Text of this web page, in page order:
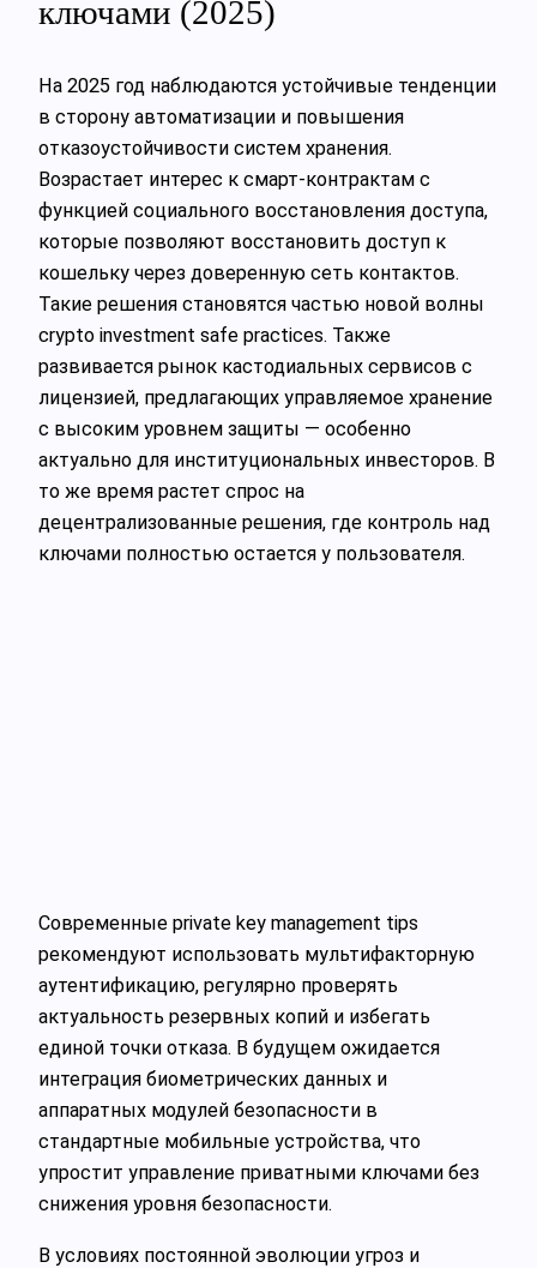
ключами (2025)
На 2025 год наблюдаются устойчивые тенденции
в сторону автоматизации и повышения
отказоустойчивости систем хранения.
Возрастает интерес к смарт-контрактам с
функцией социального восстановления доступа,
которые позволяют восстановить доступ к
кошельку через доверенную сеть контактов.
Такие решения становятся частью новой волны
crypto investment safe practices. Также
развивается рынок кастодиальных сервисов с
лицензией, предлагающих управляемое хранение
с высоким уровнем защиты — особенно
актуально для институциональных инвесторов. В
то же время растет спрос на
децентрализованные решения, где контроль над
ключами полностью остается у пользователя.
Современные private key management tips
рекомендуют использовать мультифакторную
аутентификацию, регулярно проверять
актуальность резервных копий и избегать
единой точки отказа. В будущем ожидается
интеграция биометрических данных и
аппаратных модулей безопасности в
стандартные мобильные устройства, что
упростит управление приватными ключами без
снижения уровня безопасности.
В условиях постоянной эволюции угроз и